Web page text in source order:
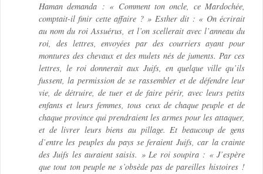
Haman demanda : « Comment ton oncle, ce Mardochée,
comptait-il finir cette affaire ? » Esther dit : « On écrirait
au nom du roi Assuérus, et l’on scellerait avec l’anneau du
roi, des lettres, envoyées par des courriers ayant pour
montures des chevaux et des mulets nés de juments. Par ces
lettres, le roi donnerait aux Juifs, en quelque ville qu’ils
fussent, la permission de se rassembler et de défendre leur
vie, de détruire, de tuer et de faire périr, avec leurs petits
enfants et leurs femmes, tous ceux de chaque peuple et de
chaque province qui prendraient les armes pour les attaquer,
et de livrer leurs biens au pillage. Et beaucoup de gens
d’entre les peuples du pays se feraient Juifs, car la crainte
des Juifs les auraient saisis. » Le roi soupira : « J’espère
que tout ton peuple ne s’obsède pas de pareilles histoires !